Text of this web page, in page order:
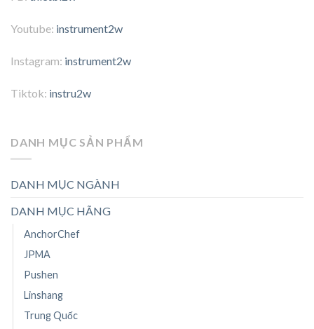
Youtube: instrument2w
Instagram: instrument2w
Tiktok: instru2w
DANH MỤC SẢN PHẨM
DANH MỤC NGÀNH
DANH MỤC HÃNG
AnchorChef
JPMA
Pushen
Linshang
Trung Quốc